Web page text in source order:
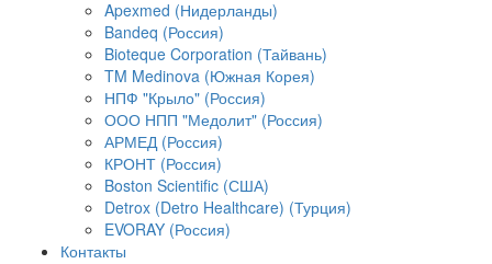
Apexmed (Нидерланды)
Bandeq (Россия)
Bioteque Corporation (Тайвань)
TM Medinova (Южная Корея)
НПФ "Крыло" (Россия)
ООО НПП "Медолит" (Россия)
АРМЕД (Россия)
КРОНТ (Россия)
Boston Scientific (США)
Detrox (Detro Healthcare) (Турция)
EVORAY (Россия)
Контакты